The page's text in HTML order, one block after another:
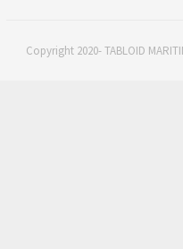
Copyright 2020- TABLOID